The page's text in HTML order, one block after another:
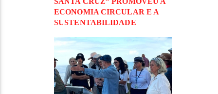
ECONOMIA CIRCULAR E A
SUSTENTABILIDADE